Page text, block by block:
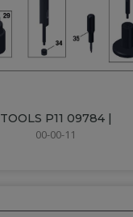
TOOLS P11 09784 |
00-00-11